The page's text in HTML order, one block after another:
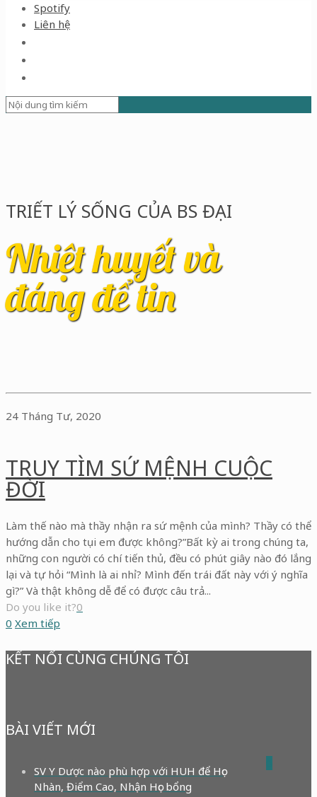
Spotify
Liên hệ
TRIẾT LÝ SỐNG CỦA BS ĐẠI
Nhiệt huyết và
đáng để tin
24 Tháng Tư, 2020
TRUY TÌM SỨ MỆNH CUỘC
ĐỜI
Làm thế nào mà thầy nhận ra sứ mệnh của mình? Thầy có thể
hướng dẫn cho tụi em được không?”Bất kỳ ai trong chúng ta,
những con người có chí tiến thủ, đều có phút giây nào đó lắng
lại và tự hỏi “Mình là ai nhỉ? Mình đến trái đất này với ý nghĩa
gì?” Và thật không dễ để có được câu trả...
Do you like it?0
0 Xem tiếp
KẾT NỐI CÙNG CHÚNG TÔI
BÀI VIẾT MỚI
SV Y Dược nào phù hợp với HUH để Học
Nhàn, Điểm Cao, Nhận Học bổng